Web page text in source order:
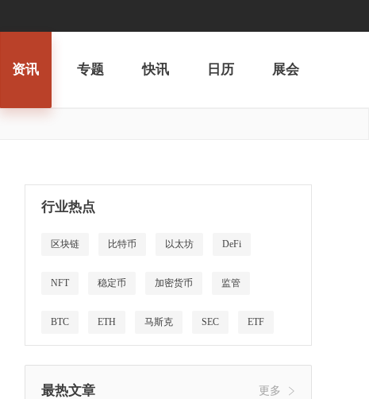
资讯 专题 快讯 日历 展会
行业热点
区块链 比特币 以太坊 DeFi
NFT 稳定币 加密货币 监管
BTC ETH 马斯克 SEC ETF
最热文章 更多